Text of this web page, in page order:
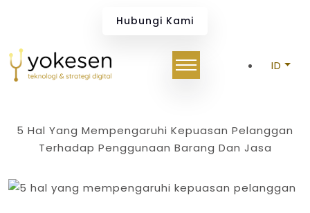
5 Hal Yang Mempengaruhi
Hubungi Kami
ID
5 Hal Yang Mempengaruhi Kepuasan Pelanggan
Terhadap Penggunaan Barang Dan Jasa